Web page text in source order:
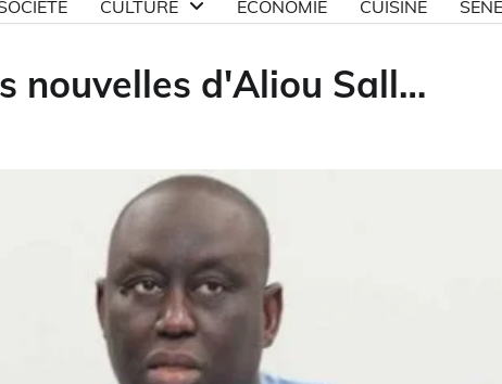
CULTURE ECONOMIE CUISINE
nouvelles d'Aliou Sall…